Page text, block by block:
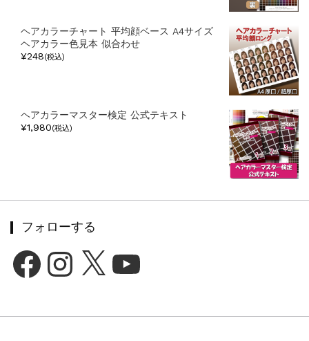
ヘアカラーチャート 平均顔ベース A4サイズ
ヘアカラー色見本 似合わせ
¥248(税込)
ヘアカラーマスター検定 公式テキスト
¥1,980(税込)
フォローする
FacebookInstagram